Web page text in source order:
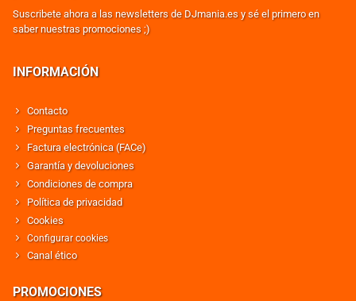
Suscribete ahora a las newsletters de DJmania.es y sé el primero en
saber nuestras promociones ;)
INFORMACIÓN
Contacto
Preguntas frecuentes
Factura electrónica (FACe)
Garantía y devoluciones
Condiciones de compra
Política de privacidad
Cookies
Configurar cookies
Canal ético
PROMOCIONES